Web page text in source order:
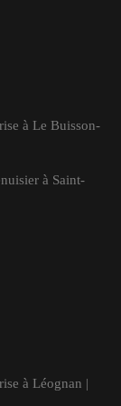
à Le Buisson-
à Saint-
à Léognan |